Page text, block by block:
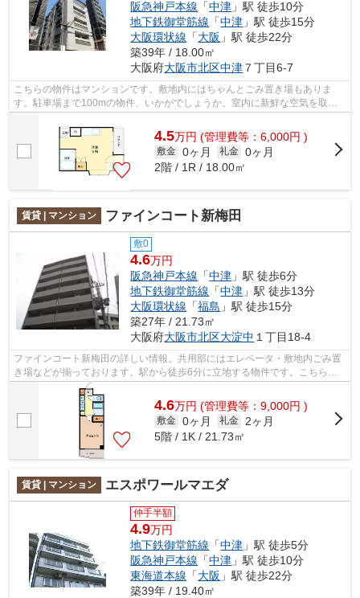
阪急神戸本線 「中津 」駅 徒歩10分
地下鉄御堂筋線 「中津 」駅 徒歩15分
大阪環状線 「大阪 」駅 徒歩22分
築39年 / 18.00㎡
大阪府大阪市北区中津 ７丁目6-7
こちらの物件はマンションです。敷地内にはちゃんとごみ置き場もありま
す。駐車場まで100mの物件、いかがでしょうか。室内に新鮮な空気を取り
4.5万円 (管理費等：6,000円 )
敷金 0ヶ月 礼金 0ヶ月
2階 / 1R / 18.00㎡
賃貸 | マンション ファインコート新梅田
敷0
4.6万円
阪急神戸本線 「中津 」駅 徒歩6分
地下鉄御堂筋線 「中津 」駅 徒歩13分
大阪環状線 「福島 」駅 徒歩15分
築27年 / 21.73㎡
大阪府大阪市北区大淀中 １丁目18-4
ファインコート新梅田の詳しい情報。共用部にはエレベータ・敷地内ごみ置
き場などが揃っております。駅から徒歩6分に立地する物件です。こちらの
物件はマンションです。景色を眺めるこ...
4.6万円 (管理費等：9,000円 )
敷金 0ヶ月 礼金
2ヶ月
5階 / 1K / 21.73㎡
賃貸 | マンション エスポワールマエダ
仲手半額
4.9万円
地下鉄御堂筋線 「中津 」駅 徒歩5分
阪急神戸本線 「中津 」駅 徒歩10分
東海道本線 「大阪 」駅 徒歩22分
築39年 / 19.40㎡